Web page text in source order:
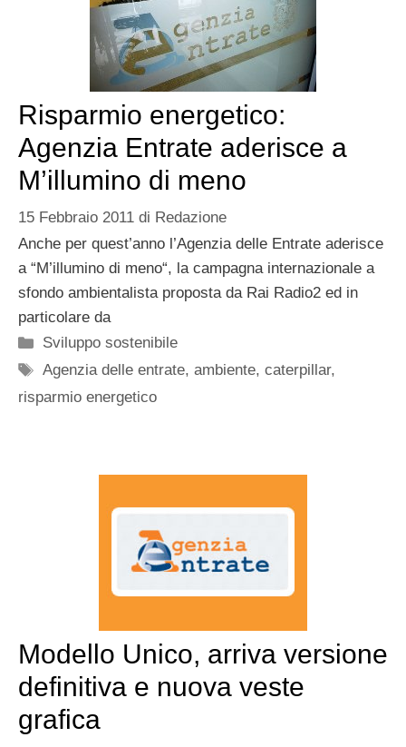
Risparmio energetico:
Agenzia Entrate aderisce a
M’illumino di meno
15 Febbraio 2011 di Redazione
Anche per quest’anno l’Agenzia delle Entrate aderisce
a “M’illumino di meno“, la campagna internazionale a
sfondo ambientalista proposta da Rai Radio2 ed in
particolare da
Categorie
Sviluppo sostenibile
Tag
Agenzia delle entrate,ambiente,caterpillar,
risparmio energetico
Modello Unico, arriva versione
definitiva e nuova veste
grafica